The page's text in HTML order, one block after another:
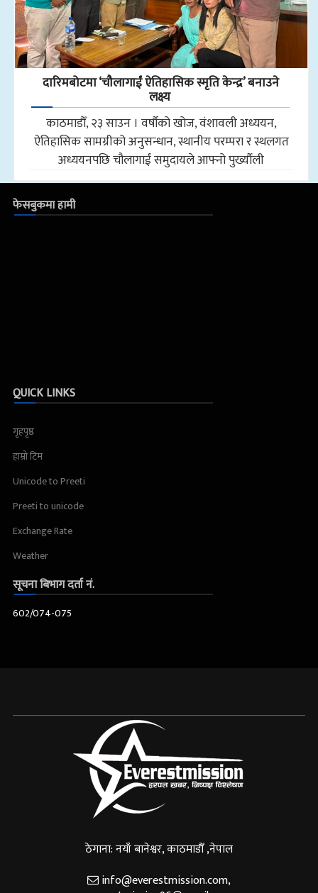
दारिमबोटमा ‘चौलागाईं ऐतिहासिक स्मृति केन्द्र’ बनाउने
लक्ष्य
काठमाडाैँ, २३ साउन । वर्षौंको खोज, वंशावली अध्ययन,
ऐतिहासिक सामग्रीको अनुसन्धान, स्थानीय परम्परा र स्थलगत
अध्ययनपछि चौलागाईं समुदायले आफ्नो पुर्ख्यौली
फेसबुकमा हामी
QUICK LINKS
गृहपृष्ठ
हाम्रो टिम
Unicode to Preeti
Preeti to unicode
Exchange Rate
Weather
सूचना बिभाग दर्ता नं.
602/074-075
ठेगाना: नयाँ बानेश्वर, काठमाडौँ ,नेपाल
info@everestmission.com,